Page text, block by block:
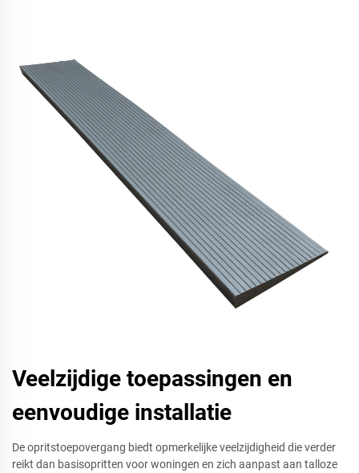
Veelzijdige toepassingen en
eenvoudige installatie
De opritstoepovergang biedt opmerkelijke veelzijdigheid die verder
reikt dan basisopritten voor woningen en zich aanpast aan talloze